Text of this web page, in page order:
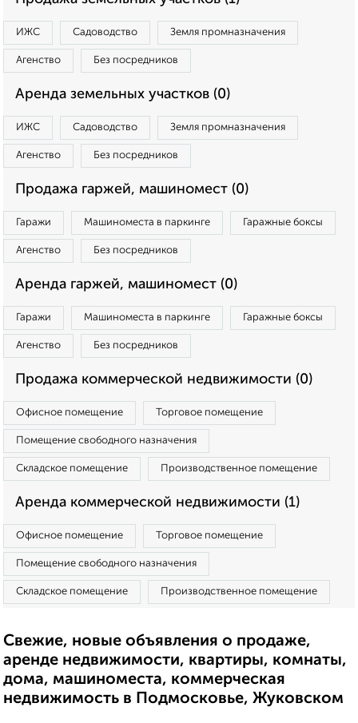
ИЖС Садоводство Земля промназначения
Агенство Без посредников
Аренда земельных участков (0)
ИЖС Садоводство Земля промназначения
Агенство Без посредников
Продажа гаржей, машиномест (0)
Гаражи Машиноместа в паркинге Гаражные боксы
Агенство Без посредников
Аренда гаржей, машиномест (0)
Гаражи Машиноместа в паркинге Гаражные боксы
Агенство Без посредников
Продажа коммерческой недвижимости (0)
Офисное помещение Торговое помещение
Помещение свободного назначения
Складское помещение Производственное помещение
Аренда коммерческой недвижимости (1)
Офисное помещение Торговое помещение
Помещение свободного назначения
Складское помещение Производственное помещение
Свежие, новые объявления о продаже,
аренде недвижимости, квартиры, комнаты,
дома, машиноместа, коммерческая
недвижимость в Подмосковье, Жуковском